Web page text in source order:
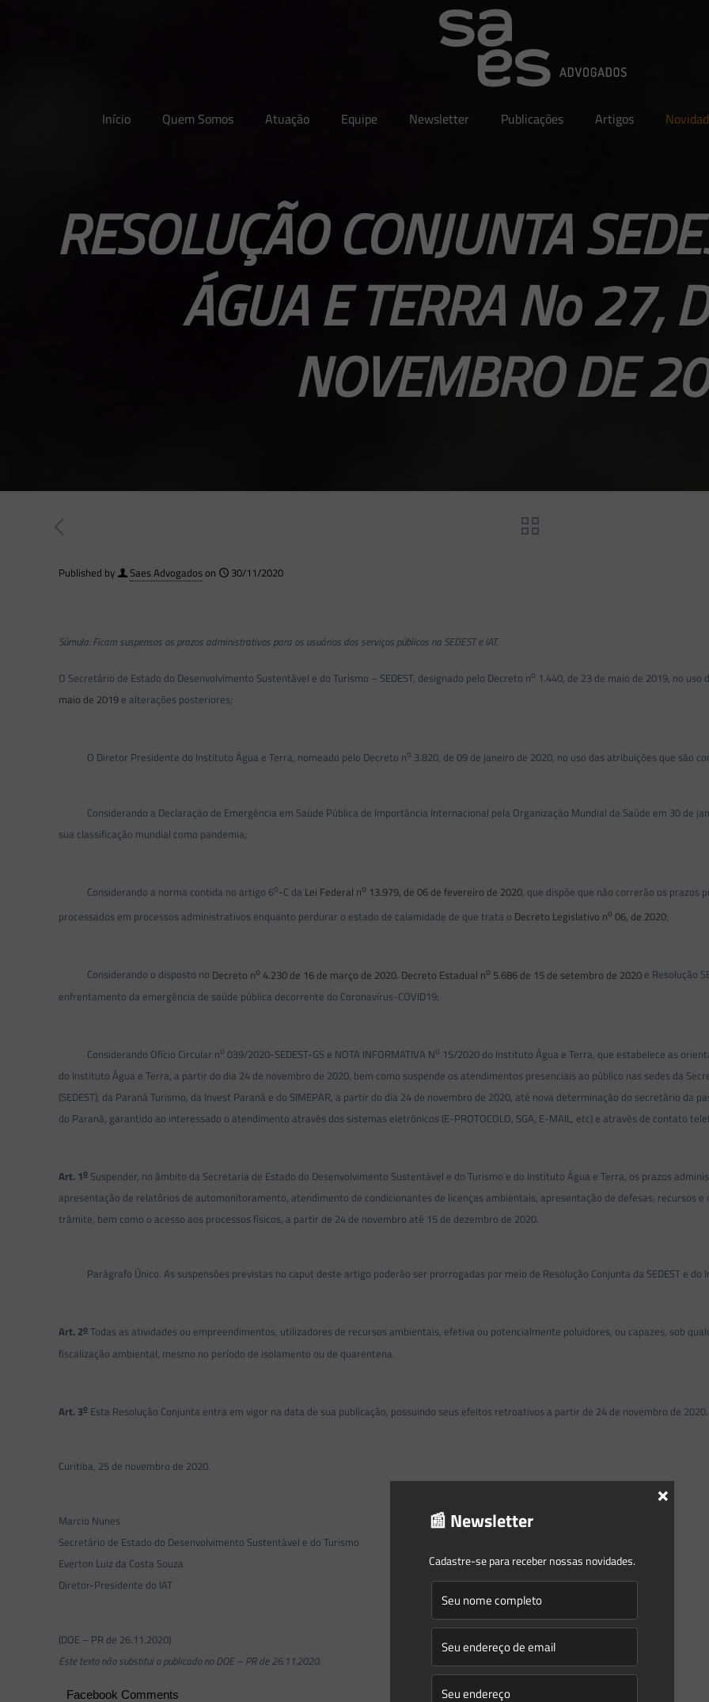
Início Quem Somos Atuação Equipe Newsletter Publicações Artigos
RESOLUÇÃO CONJUNTA
ÁGUA E TERRA No 27,
NOVEMBRO DE
Published by Saes Advogadoson 30/11/2020
Súmula: Ficam suspensos os prazos administrativos para os usuários dos serviços públicos na SEDEST e IAT.
O Secretário de Estado do Desenvolvimento Sustentável e do Turismo – SEDEST, designado pelo Decreto no 1.440, de 23 de maio de 2019, no
maio de 2019 e alterações posteriores;
O Diretor Presidente do Instituto Água e Terra, nomeado pelo Decreto no 3.820, de 09 de janeiro de 2020, no uso das atribuições que são
Considerando a Declaração de Emergência em Saúde Pública de Importância Internacional pela Organização Mundial da Saúde em 30 de
sua classificação mundial como pandemia;
Considerando a norma contida no artigo 6o-C da Lei Federal no 13.979, de 06 de fevereiro de 2020, que dispõe que não correrão os prazos
processados em processos administrativos enquanto perdurar o estado de calamidade de que trata o Decreto Legislativo no 06, de 2020;
Considerando o disposto no Decreto no 4.230 de 16 de março de 2020, Decreto Estadual no 5.686 de 15 de setembro de 2020 e Resolução
enfrentamento da emergência de saúde pública decorrente do Coronavírus-COVID19;
Considerando Ofício Circular no 039/2020-SEDEST-GS e NOTA INFORMATIVA No 15/2020 do Instituto Água e Terra, que estabelece as
do Instituto Água e Terra, a partir do dia 24 de novembro de 2020, bem como suspende os atendimentos presenciais ao público nas sedes da
(SEDEST), da Paraná Turismo, da Invest Paraná e do SIMEPAR, a partir do dia 24 de novembro de 2020, até nova determinação do secretário da
do Paraná, garantido ao interessado o atendimento através dos sistemas eletrônicos (E-PROTOCOLO, SGA, E-MAIL, etc) e através de contato
Art. 1o Suspender, no âmbito da Secretaria de Estado do Desenvolvimento Sustentável e do Turismo e do Instituto Água e Terra, os prazos
apresentação de relatórios de automonitoramento, atendimento de condicionantes de licenças ambientais, apresentação de defesas, recursos
trâmite, bem como o acesso aos processos físicos, a partir de 24 de novembro até 15 de dezembro de 2020.
Parágrafo Único. As suspensões previstas no caput deste artigo poderão ser prorrogadas por meio de Resolução Conjunta da SEDEST e do
Art. 2o Todas as atividades ou empreendimentos, utilizadores de recursos ambientais, efetiva ou potencialmente poluidores, ou capazes, sob
fiscalização ambiental, mesmo no período de isolamento ou de quarentena.
Art. 3o Esta Resolução Conjunta entra em vigor na data de sua publicação, possuindo seus efeitos retroativos a partir de 24 de novembro de 2020.
Curitiba, 25 de novembro de 2020.
Marcio Nunes
Secretário de Estado do Desenvolvimento Sustentável e do Turismo
Everton Luiz da Costa Souza
Diretor-Presidente do IAT
(DOE – PR de 26.11.2020)
Este texto não substitui o publicado no DOE – PR de 26.11.2020.
Facebook Comments
📰 Newsletter
Cadastre-se para receber nossas novidades.
×